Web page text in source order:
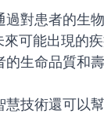
對患者的生
可能出現的
生命品質和壽
技術還可以